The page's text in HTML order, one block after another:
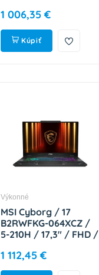
RTX 5060 / bez OS /
Black / 2R Cyborg 15
B13WFKG-478XCZ
1 006,35 €
Kúpiť
Výkonné
MSI Cyborg / 17
B2RWFKG-064XCZ /
5-210H / 17,3" / FHD /
5060 / DOS / Black /
2R 9S7-17U332-064
1 112,45 €